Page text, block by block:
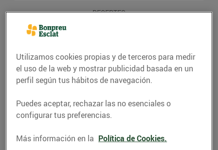
RECEPTES
Utilizamos cookies propias y de terceros para medir
el uso de la web y mostrar publicidad basada en un
perfil según tus hábitos de navegación.
Puedes aceptar, rechazar las no esenciales o
configurar tus preferencias.
Más información en la Política de Cookies.